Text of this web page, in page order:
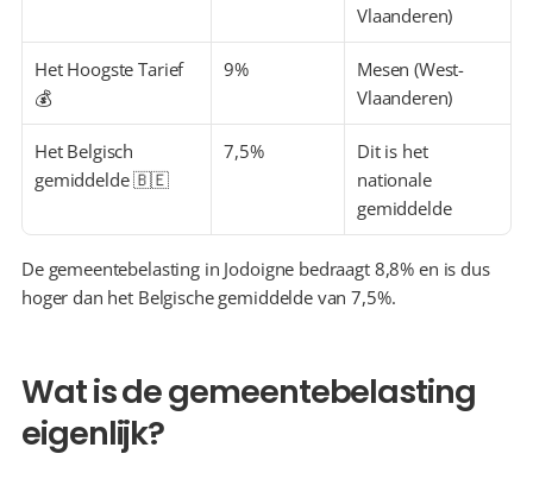
Vlaanderen)
Het Hoogste Tarief
💰
9%
Mesen (West-
Vlaanderen)
Het Belgisch
gemiddelde 🇧🇪
7,5%
Dit is het
nationale
gemiddelde
De gemeentebelasting in Jodoigne bedraagt 8,8% en is dus
hoger dan het Belgische gemiddelde van 7,5%.
Wat is de gemeentebelasting
eigenlijk?